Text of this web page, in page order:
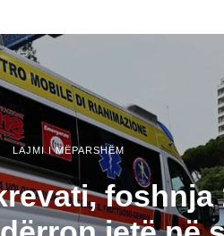
LAJMI I MËPARSHËM
foshnja